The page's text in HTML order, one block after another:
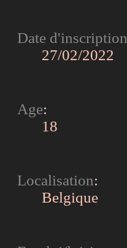
Date d'inscription
27/02/2022
Age:
18
Localisation:
Belgique